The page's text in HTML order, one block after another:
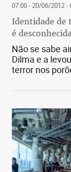
07:00 - 20/06/2012-
Identidade de
é
Não se sabe
Dilma e a
terror nos